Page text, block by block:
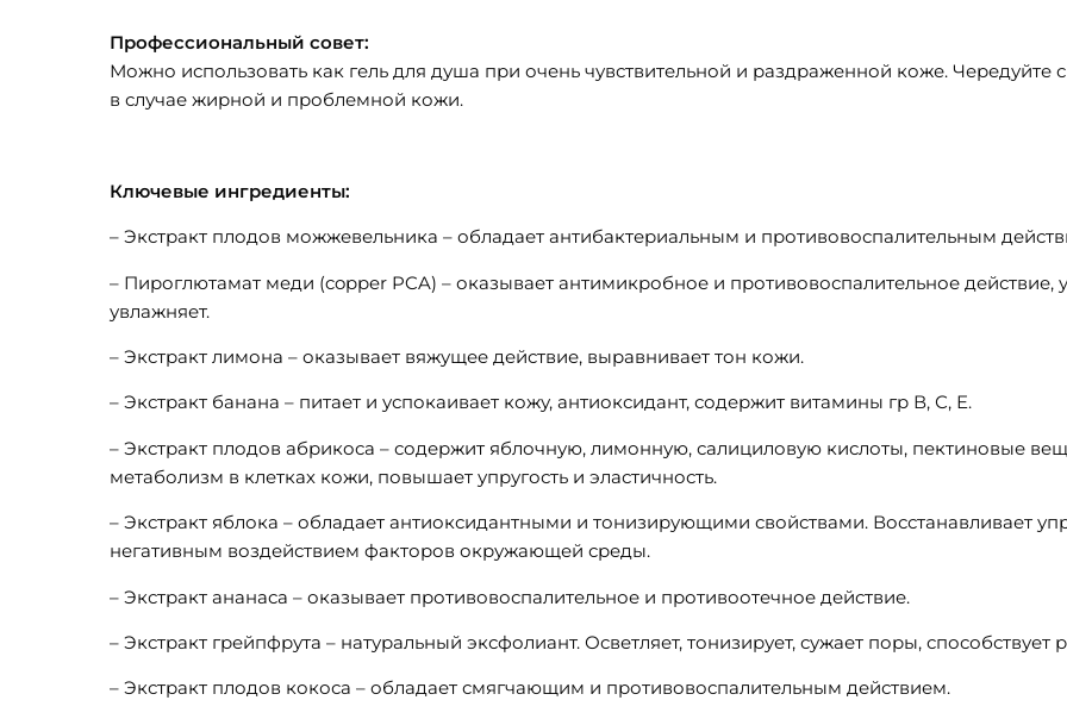
Профессиональный совет:
Можно использовать как гель для душа при очень чувствительной и раздраженной коже.
в случае жирной и проблемной кожи.
Ключевые ингредиенты:
– Экстракт плодов можжевельника – обладает антибактериальным и противовоспалительным
– Пироглютамат меди (copper PCA) – оказывает антимикробное и противовоспалительное
увлажняет.
– Экстракт лимона – оказывает вяжущее действие, выравнивает тон кожи.
– Экстракт банана – питает и успокаивает кожу, антиоксидант, содержит витамины гр В, С, Е.
– Экстракт плодов абрикоса – содержит яблочную, лимонную, салициловую кислоты, пектиновые
метаболизм в клетках кожи, повышает упругость и эластичность.
– Экстракт яблока – обладает антиоксидантными и тонизирующими свойствами. Восстанавливает
негативным воздействием факторов окружающей среды.
– Экстракт ананаса – оказывает противовоспалительное и противоотечное действие.
– Экстракт грейпфрута – натуральный эксфолиант. Осветляет, тонизирует, сужает поры, способствует
– Экстракт плодов кокоса – обладает смягчающим и противовоспалительным действием.